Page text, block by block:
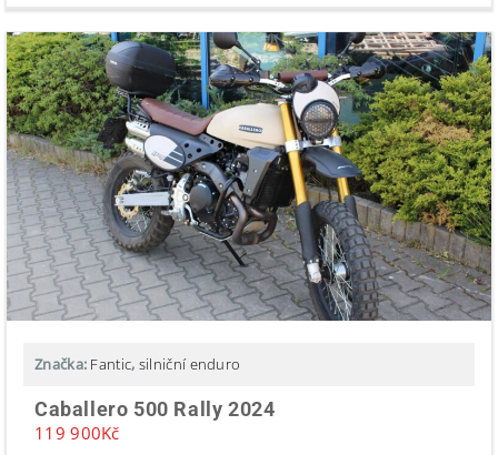
Značka: Fantic, silniční enduro
Caballero 500 Rally 2024
119 900Kč